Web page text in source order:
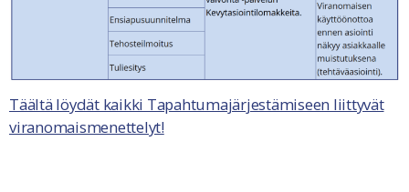
Täältä löydät kaikki Tapahtumajärjestämiseen liittyvät
viranomaismenettelyt!